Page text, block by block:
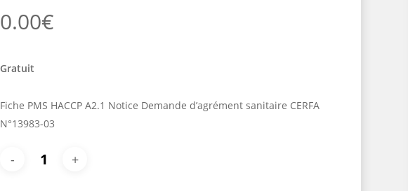
0.00€
Gratuit
Fiche PMS HACCP A2.1 Notice Demande d’agrément sanitaire CERFA
N°13983-03